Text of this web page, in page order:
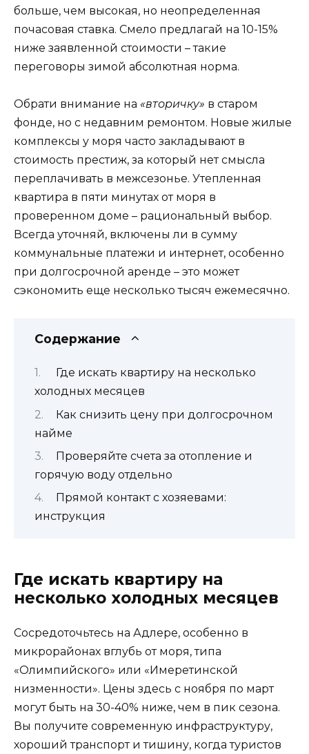
больше, чем высокая, но неопределенная
почасовая ставка. Смело предлагай на 10-15%
ниже заявленной стоимости – такие
переговоры зимой абсолютная норма.
Обрати внимание на «вторичку» в старом
фонде, но с недавним ремонтом. Новые жилые
комплексы у моря часто закладывают в
стоимость престиж, за который нет смысла
переплачивать в межсезонье. Утепленная
квартира в пяти минутах от моря в
проверенном доме – рациональный выбор.
Всегда уточняй, включены ли в сумму
коммунальные платежи и интернет, особенно
при долгосрочной аренде – это может
сэкономить еще несколько тысяч ежемесячно.
Содержание
Где искать квартиру на несколько
холодных месяцев
Как снизить цену при долгосрочном
найме
Проверяйте счета за отопление и
горячую воду отдельно
Прямой контакт с хозяевами:
инструкция
Где искать квартиру на
несколько холодных месяцев
Сосредоточьтесь на Адлере, особенно в
микрорайонах вглубь от моря, типа
«Олимпийского» или «Имеретинской
низменности». Цены здесь с ноября по март
могут быть на 30-40% ниже, чем в пик сезона.
Вы получите современную инфраструктуру,
хороший транспорт и тишину, когда туристов